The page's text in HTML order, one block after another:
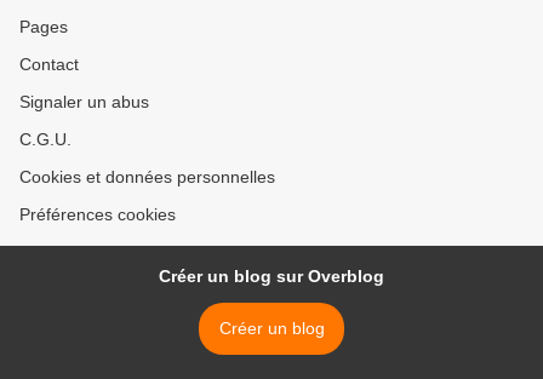
Pages
Contact
Signaler un abus
C.G.U.
Cookies et données personnelles
Préférences cookies
Créer un blog sur Overblog
Créer un blog